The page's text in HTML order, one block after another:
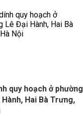
quy hoạch ở phường
Hai Bà Trưng,